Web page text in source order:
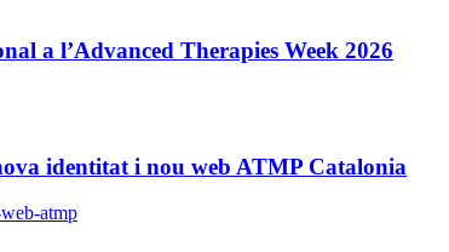
a l’Advanced Therapies Week 2026
identitat i nou web ATMP Catalonia
atmp